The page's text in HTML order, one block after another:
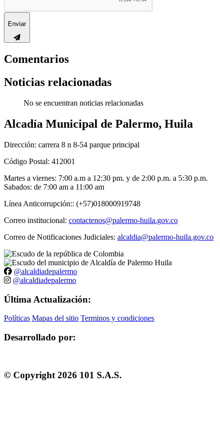
Enviar
Comentarios
Noticias relacionadas
No se encuentran noticias relacionadas
Alcadía Municipal de Palermo, Huila
Dirección: carrera 8 n 8-54 parque principal
Código Postal: 412001
Martes a viernes: 7:00 a.m a 12:30 pm. y de 2:00 p.m. a 5:30 p.m.
Sabados: de 7:00 am a 11:00 am
Línea Anticorrupción:: (+57)018000919748
Correo institucional: contactenos@palermo-huila.gov.co
Correo de Notificaciones Judiciales: alcaldia@palermo-huila.gov.co
@alcaldiadepalermo
@alcaldiadepalermo
Última Actualización:
Políticas Mapas del sitio Terminos y condiciones
Desarrollado por:
© Copyright2026 101 S.A.S.